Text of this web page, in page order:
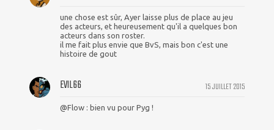
une chose est sûr, Ayer laisse plus de place au jeu
des acteurs, et heureusement qu'il a quelques bon
acteurs dans son roster.
il me fait plus envie que BvS, mais bon c'est une
histoire de gout
15 JUILLET 2015
EVIL66
@Flow : bien vu pour Pyg !